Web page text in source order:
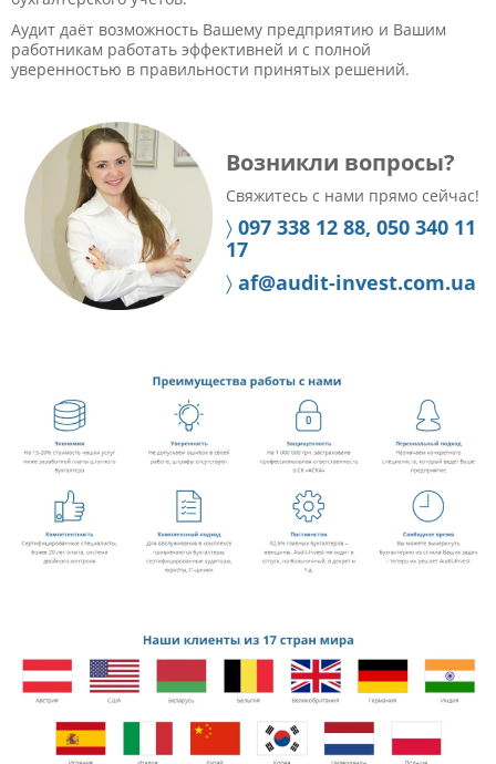
Аудит даёт возможность Вашему предприятию и Вашим
работникам работать эффективней и с полной
уверенностью в правильности принятых решений.
Возникли вопросы?
Свяжитесь с нами прямо сейчас!
〉 097 338 12 88, 050 340 11
17
〉 af@audit-invest.com.ua